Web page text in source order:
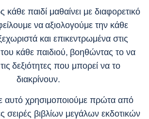
παιδί μαθαίνει με διαφορετικό
να αξιολογούμε την κάθε
και επικεντρωμένα στις
του κάθε παιδιού, βοηθώντας το να
δεξιότητες που μπορεί να το
διακρίνουν.
αυτό χρησιμοποιούμε πρώτα από
σειρές βιβλίων μεγάλων εκδοτικών